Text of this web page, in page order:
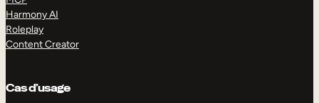
Harmony AI
Roleplay
Content Creator
Cas d’usage